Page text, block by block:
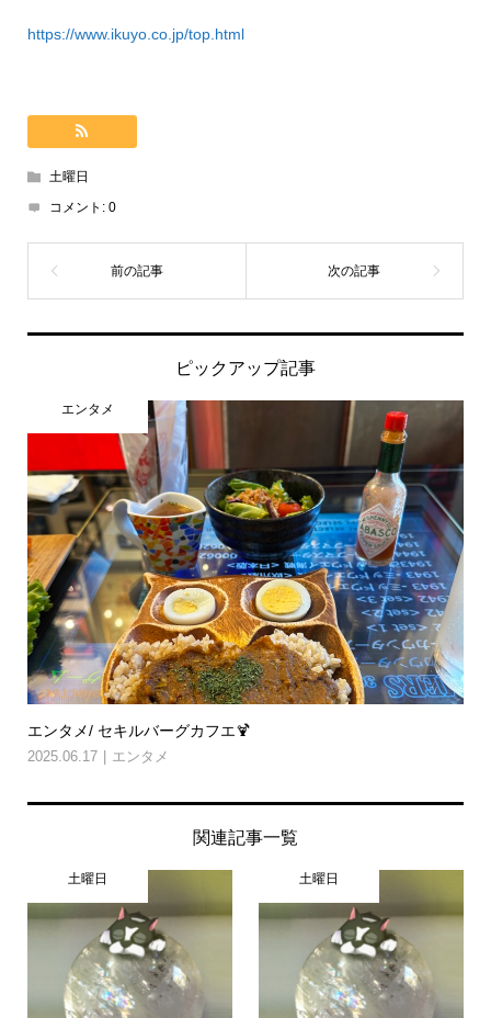
https://www.ikuyo.co.jp/top.html
土曜日
コメント: 0
ピックアップ記事
エンタメ
エンタメ/ セキルバーグカフエ🍹
2025.06.17 エンタメ
関連記事一覧
土曜日 土曜日